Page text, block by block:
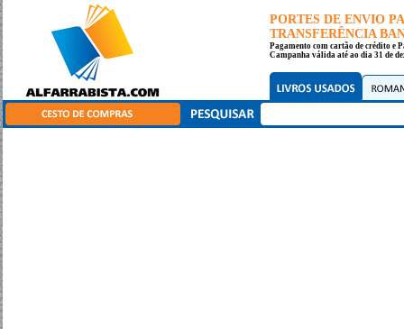
PORTES DE ENVIO
TRANSFERÊNCIA
Pagamento com cartão de crédito e
Campanha válida até ao dia 31 de